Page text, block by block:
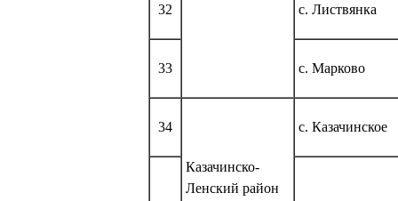
32 с. Листвянка
33 с. Марково
34
Казачинско-
Ленский район
с. Казачинское